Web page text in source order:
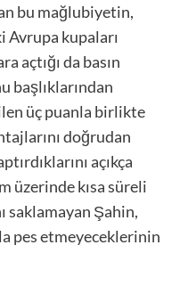
bu mağlubiyetin,
Avrupa kupaları
açtığı da basın
başlıklarından
üç puanla birlikte
doğrudan
açıkça
üzerinde kısa süreli
saklamayan Şahin,
pes etmeyeceklerinin